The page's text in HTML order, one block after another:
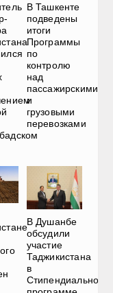
В Ташкенте
подведены
итоги
Программы
по
контролю
над
пассажирскими
и
грузовыми
перевозками
В Душанбе
обсудили
участие
Таджикистана
в
Стипендиальной